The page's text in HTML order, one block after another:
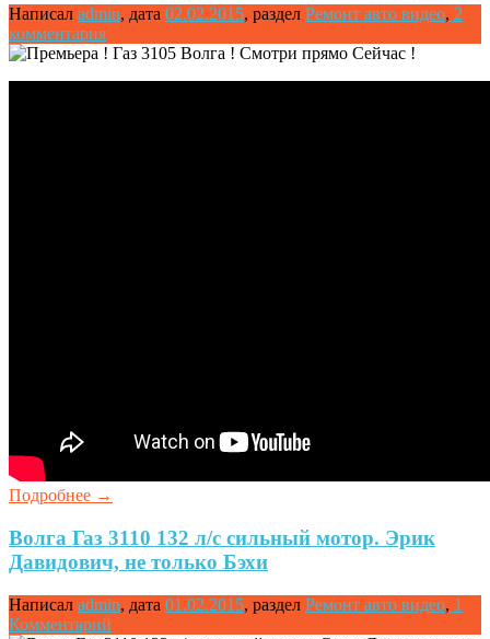
Написал admin, дата 02.02.2015, раздел Ремонт авто видео, 2
комментария
Подробнее →
Волга Газ 3110 132 л/с сильный мотор. Эрик
Давидович, не только Бэхи
Написал admin, дата 01.02.2015, раздел Ремонт авто видео, 1
Комментарий